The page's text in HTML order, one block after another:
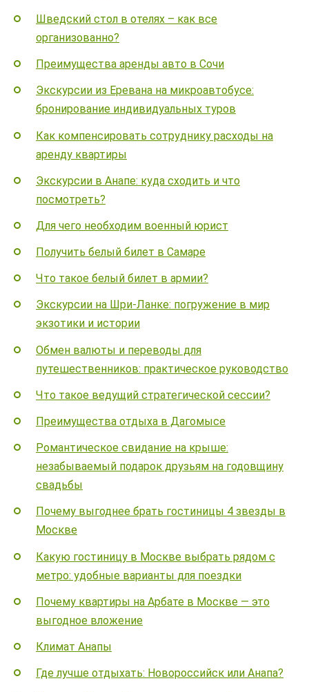
Шведский стол в отелях – как все
организованно?
Преимущества аренды авто в Сочи
Экскурсии из Еревана на микроавтобусе:
бронирование индивидуальных туров
Как компенсировать сотруднику расходы на
аренду квартиры
Экскурсии в Анапе: куда сходить и что
посмотреть?
Для чего необходим военный юрист
Получить белый билет в Самаре
Что такое белый билет в армии?
Экскурсии на Шри-Ланке: погружение в мир
экзотики и истории
Обмен валюты и переводы для
путешественников: практическое руководство
Что такое ведущий стратегической сессии?
Преимущества отдыха в Дагомысе
Романтическое свидание на крыше:
незабываемый подарок друзьям на годовщину
свадьбы
Почему выгоднее брать гостиницы 4 звезды в
Москве
Какую гостиницу в Москве выбрать рядом с
метро: удобные варианты для поездки
Почему квартиры на Арбате в Москве — это
выгодное вложение
Климат Анапы
Где лучше отдыхать: Новороссийск или Анапа?